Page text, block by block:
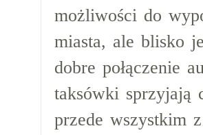
możliwości do
miasta, ale blisko
dobre połączenie
taksówki sprzyjają
przede wszystkim